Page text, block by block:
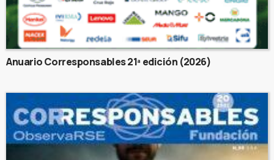
Anuario Corresponsables 21ª edición (2026)